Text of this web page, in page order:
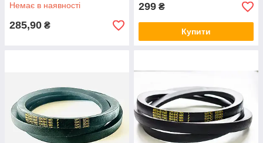
Немає в наявності
285,90 ₴
299 ₴
Купити